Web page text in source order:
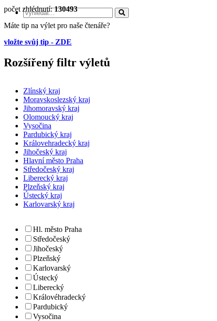
počet zhlédnutí:130493
Máte tip na výlet pro naše čtenáře?
vložte svůj tip - ZDE
Rozšířený filtr výletů
Zlínský kraj
Moravskoslezský kraj
Jihomoravský kraj
Olomoucký kraj
Vysočina
Pardubický kraj
Královehradecký kraj
Jihočeský kraj
Hlavní město Praha
Středočeský kraj
Liberecký kraj
Plzeňský kraj
Ústecký kraj
Karlovarský kraj
Hl. město Praha
Středočeský
Jihočeský
Plzeňský
Karlovarský
Ústecký
Liberecký
Královéhradecký
Pardubický
Vysočina